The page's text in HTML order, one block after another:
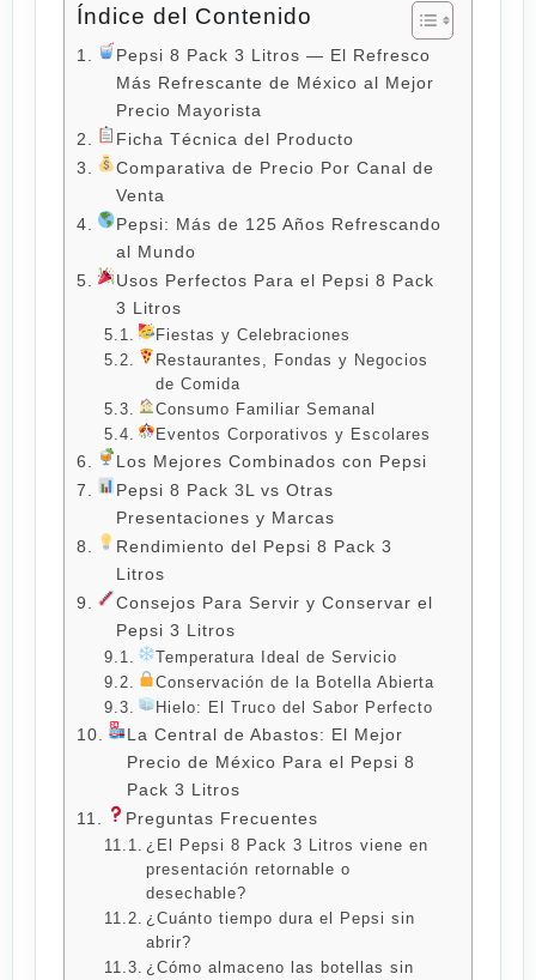
Índice del Contenido
Pepsi 8 Pack 3 Litros — El Refresco
Más Refrescante de México al Mejor
Precio Mayorista
Ficha Técnica del Producto
Comparativa de Precio Por Canal de
Venta
Pepsi: Más de 125 Años Refrescando
al Mundo
Usos Perfectos Para el Pepsi 8 Pack
3 Litros
Fiestas y Celebraciones
Restaurantes, Fondas y Negocios
de Comida
Consumo Familiar Semanal
Eventos Corporativos y Escolares
Los Mejores Combinados con Pepsi
Pepsi 8 Pack 3L vs Otras
Presentaciones y Marcas
Rendimiento del Pepsi 8 Pack 3
Litros
Consejos Para Servir y Conservar el
Pepsi 3 Litros
Temperatura Ideal de Servicio
Conservación de la Botella Abierta
Hielo: El Truco del Sabor Perfecto
La Central de Abastos: El Mejor
Precio de México Para el Pepsi 8
Pack 3 Litros
Preguntas Frecuentes
¿El Pepsi 8 Pack 3 Litros viene en
presentación retornable o
desechable?
¿Cuánto tiempo dura el Pepsi sin
abrir?
¿Cómo almaceno las botellas sin